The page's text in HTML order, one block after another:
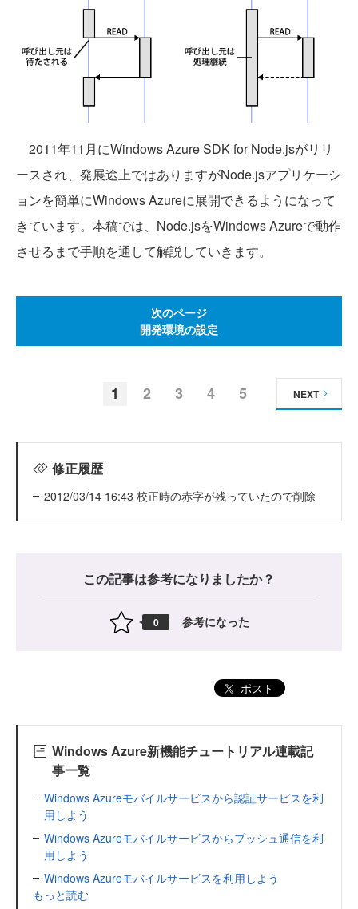
2011年11月にWindows Azure SDK for Node.jsがリリ
ースされ、発展途上ではありますがNode.jsアプリケーシ
ョンを簡単にWindows Azureに展開できるようになって
きています。本稿では、Node.jsをWindows Azureで動作
させるまで手順を通して解説していきます。
次のページ
開発環境の設定
1 2 3 4 5 NEXT
修正履歴
2012/03/14 16:43 校正時の赤字が残っていたので削除
この記事は参考になりましたか？
0 参考になった
ポスト
Windows Azure新機能チュートリアル連載記
事一覧
Windows Azureモバイルサービスから認証サービスを利
用しよう
Windows Azureモバイルサービスからプッシュ通信を利
用しよう
Windows Azureモバイルサービスを利用しよう
もっと読む